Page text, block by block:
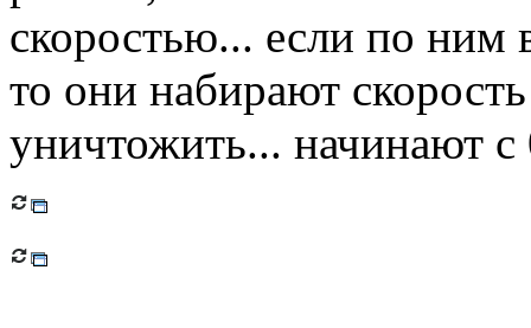
скоростью... если по ним
то они набирают
уничтожить... начинают с